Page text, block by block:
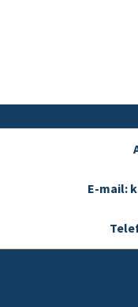
E-mail: